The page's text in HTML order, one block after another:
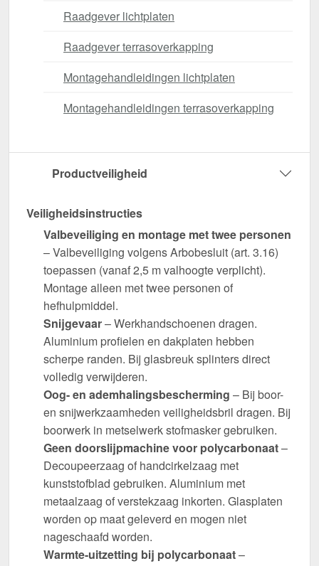
Raadgever lichtplaten
Raadgever terrasoverkapping
Montagehandleidingen lichtplaten
Montagehandleidingen terrasoverkapping
Productveiligheid
Veiligheidsinstructies
Valbeveiliging en montage met twee personen
– Valbeveiliging volgens Arbobesluit (art. 3.16)
toepassen (vanaf 2,5 m valhoogte verplicht).
Montage alleen met twee personen of
hefhulpmiddel.
Snijgevaar– Werkhandschoenen dragen.
Aluminium profielen en dakplaten hebben
scherpe randen. Bij glasbreuk splinters direct
volledig verwijderen.
Oog- en ademhalingsbescherming – Bij boor-
en snijwerkzaamheden veiligheidsbril dragen. Bij
boorwerk in metselwerk stofmasker gebruiken.
Geen doorslijpmachine voor polycarbonaat–
Decoupeerzaag of handcirkelzaag met
kunststofblad gebruiken. Aluminium met
metaalzaag of verstekzaag inkorten. Glasplaten
worden op maat geleverd en mogen niet
nageschaafd worden.
Warmte-uitzetting bij polycarbonaat–